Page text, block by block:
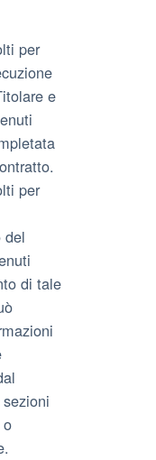
per
e
per
del
di tale